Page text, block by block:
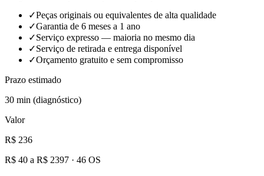
✓Peças originais ou equivalentes de alta qualidade
✓Garantia de 6 meses a 1 ano
✓Serviço expresso — maioria no mesmo dia
✓Serviço de retirada e entrega disponível
✓Orçamento gratuito e sem compromisso
Prazo estimado
30 min (diagnóstico)
Valor
R$ 236
R$ 40 a R$ 2397 · 46 OS